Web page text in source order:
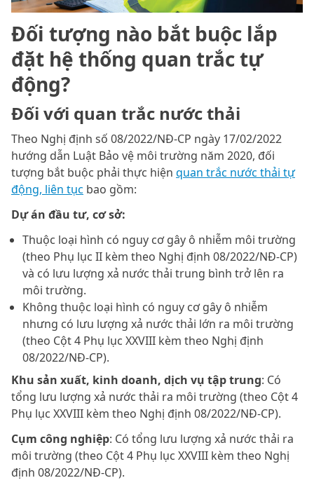
Đối tượng nào bắt buộc lắp
đặt hệ thống quan trắc tự
động?
Đối với quan trắc nước thải
Theo Nghị định số 08/2022/NĐ-CP ngày 17/02/2022
hướng dẫn Luật Bảo vệ môi trường năm 2020, đối
tượng bắt buộc phải thực hiện quan trắc nước thải tự
động, liên tục bao gồm:
Dự án đầu tư, cơ sở:
Thuộc loại hình có nguy cơ gây ô nhiễm môi trường
(theo Phụ lục II kèm theo Nghị định 08/2022/NĐ-CP)
và có lưu lượng xả nước thải trung bình trở lên ra
môi trường.
Không thuộc loại hình có nguy cơ gây ô nhiễm
nhưng có lưu lượng xả nước thải lớn ra môi trường
(theo Cột 4 Phụ lục XXVIII kèm theo Nghị định
08/2022/NĐ-CP).
Khu sản xuất, kinh doanh, dịch vụ tập trung: Có
tổng lưu lượng xả nước thải ra môi trường (theo Cột 4
Phụ lục XXVIII kèm theo Nghị định 08/2022/NĐ-CP).
Cụm công nghiệp: Có tổng lưu lượng xả nước thải ra
môi trường (theo Cột 4 Phụ lục XXVIII kèm theo Nghị
định 08/2022/NĐ-CP).